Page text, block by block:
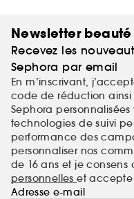
Newsletter beauté
Recevez les
Sephora par email
En m’inscrivant,
code de réduction ainsi
Sephora
technologies de suivi
performance des
personnaliser nos
de 16 ans et je
personnelleset accepte
Adresse e-mail